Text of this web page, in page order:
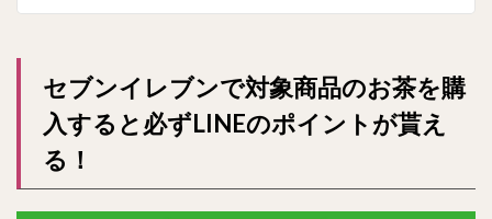
セブンイレブンで対象商品のお茶を購
入すると必ずLINEのポイントが貰え
る！